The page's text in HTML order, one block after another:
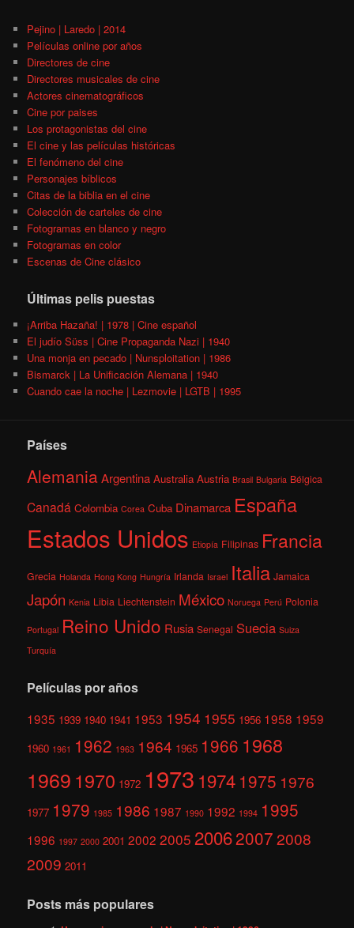
Pejino | Laredo | 2014
Películas online por años
Directores de cine
Directores musicales de cine
Actores cinematográficos
Cine por paises
Los protagonistas del cine
El cine y las películas históricas
El fenómeno del cine
Personajes bíblicos
Citas de la biblia en el cine
Colección de carteles de cine
Fotogramas en blanco y negro
Fotogramas en color
Escenas de Cine clásico
Últimas pelis puestas
¡Arriba Hazaña! | 1978 | Cine español
El judío Süss | Cine Propaganda Nazi | 1940
Una monja en pecado | Nunsploitation | 1986
Bismarck | La Unificación Alemana | 1940
Cuando cae la noche | Lezmovie | LGTB | 1995
Países
AlemaniaArgentina Australia Austria Brasil Bulgaria Bélgica
Canadá Colombia Corea Cuba Dinamarca España
Estados Unidos Etiopía Filipinas Francia
Grecia Holanda Hong Kong Hungría Irlanda Israel Italia Jamaica
Japón Kenia Libia Liechtenstein México Noruega Perú Polonia
Portugal Reino Unido Rusia Senegal Suecia Suiza
Turquía
Películas por años
1935 1939 1940 1941 1953 1954 1955 1956 1958 1959
1960 1961 1962 1963 1964 1965 1966 1968
1969 1970 1972 1973 1974 1975 1976
1977 1979 1985 1986 1987 1990 1992 1994 1995
1996 1997 2000 2001 2002 2005 200620072008
2009 2011
Posts más populares